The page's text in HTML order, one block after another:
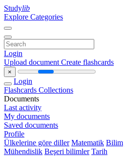
Studylib
Explore Categories
Login
Upload document Create flashcards
×
Login
Flashcards Collections
Documents
Last activity
My documents
Saved documents
Profile
Ülkelerine göre diller Matematik Bilim
Mühendislik Beşeri bilimler Tarih